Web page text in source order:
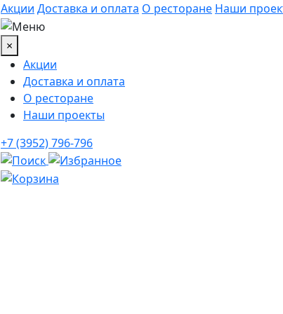
Акции Доставка и оплата О ресторане Наши
×
Акции
Доставка и оплата
О ресторане
Наши проекты
+7 (3952) 796-796